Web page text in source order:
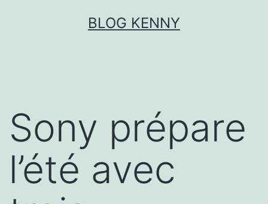
BLOG KENNY
Sony prépare
l’été avec